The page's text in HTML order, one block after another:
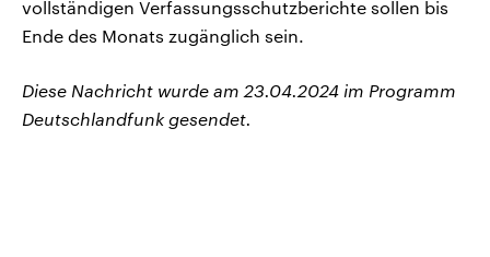
vollständigen Verfassungsschutzberichte sollen bis
Ende des Monats zugänglich sein.
Diese Nachricht wurde am 23.04.2024 im Programm
Deutschlandfunk gesendet.